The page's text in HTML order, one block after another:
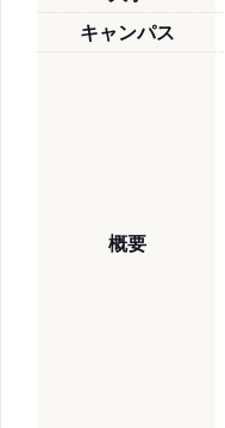
キャンパス
概要